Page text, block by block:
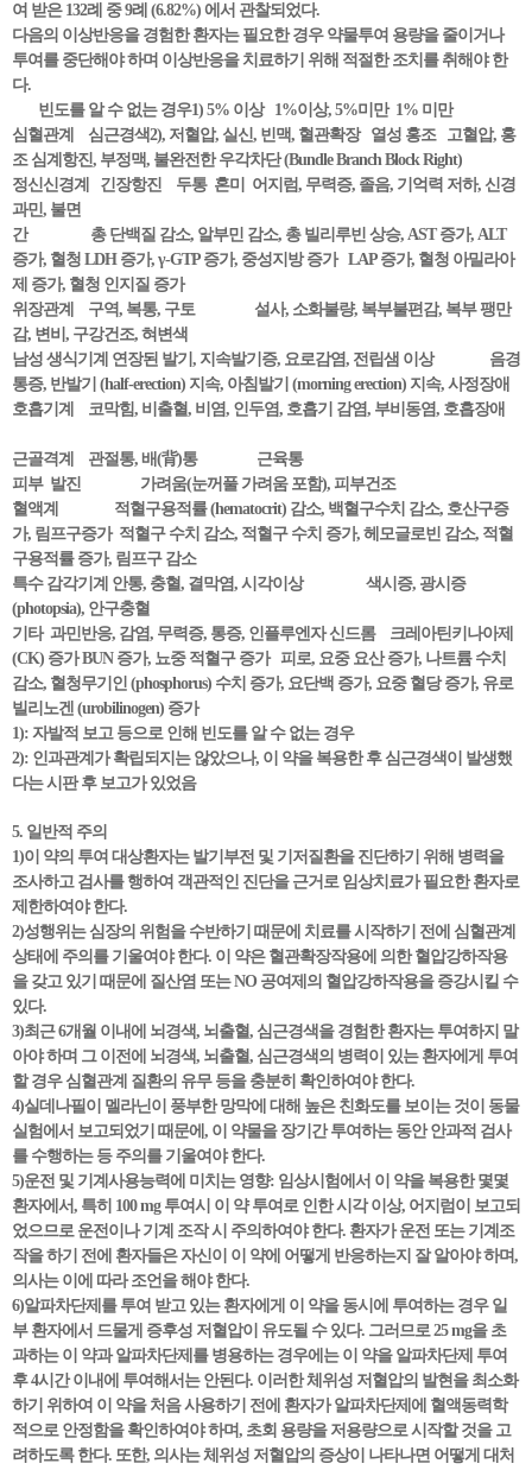
여 받은 132례 중 9례 (6.82%) 에서 관찰되었다.
다음의 이상반응을 경험한 환자는 필요한 경우 약물투여 용량을 줄이거나
투여를 중단해야 하며 이상반응을 치료하기 위해 적절한 조치를 취해야 한
다.
빈도를 알 수 없는 경우1) 5% 이상 1%이상, 5%미만 1% 미만
심혈관계 심근경색2), 저혈압, 실신, 빈맥, 혈관확장 열성 홍조 고혈압, 홍
조 심계항진, 부정맥, 불완전한 우각차단 (Bundle Branch Block Right)
정신신경계 긴장항진 두통 혼미 어지럼, 무력증, 졸음, 기억력 저하, 신경
과민, 불면
간 총 단백질 감소, 알부민 감소, 총 빌리루빈 상승, AST 증가, ALT
증가, 혈청 LDH 증가, γ-GTP 증가, 중성지방 증가 LAP 증가, 혈청 아밀라아
제 증가, 혈청 인지질 증가
위장관계 구역, 복통, 구토 설사, 소화불량, 복부불편감, 복부 팽만
감, 변비, 구강건조, 혀변색
남성 생식기계 연장된 발기, 지속발기증, 요로감염, 전립샘 이상 음경
통증, 반발기 (half-erection) 지속, 아침발기 (morning erection) 지속, 사정장애
호흡기계 코막힘, 비출혈, 비염, 인두염, 호흡기 감염, 부비동염, 호흡장애
근골격계 관절통, 배(背)통 근육통
피부 발진 가려움(눈꺼풀 가려움 포함), 피부건조
혈액계 적혈구용적률 (hematocrit) 감소, 백혈구수치 감소, 호산구증
가, 림프구증가 적혈구 수치 감소, 적혈구 수치 증가, 헤모글로빈 감소, 적혈
구용적률 증가, 림프구 감소
특수 감각기계 안통, 충혈, 결막염, 시각이상 색시증, 광시증
(photopsia), 안구충혈
기타 과민반응, 감염, 무력증, 통증, 인플루엔자 신드롬 크레아틴키나아제
(CK) 증가 BUN 증가, 뇨중 적혈구 증가 피로, 요중 요산 증가, 나트륨 수치
감소, 혈청무기인 (phosphorus) 수치 증가, 요단백 증가, 요중 혈당 증가, 유로
빌리노겐 (urobilinogen) 증가
1): 자발적 보고 등으로 인해 빈도를 알 수 없는 경우
2): 인과관계가 확립되지는 않았으나, 이 약을 복용한 후 심근경색이 발생했
다는 시판 후 보고가 있었음
5. 일반적 주의
1)이 약의 투여 대상환자는 발기부전 및 기저질환을 진단하기 위해 병력을
조사하고 검사를 행하여 객관적인 진단을 근거로 임상치료가 필요한 환자로
제한하여야 한다.
2)성행위는 심장의 위험을 수반하기 때문에 치료를 시작하기 전에 심혈관계
상태에 주의를 기울여야 한다. 이 약은 혈관확장작용에 의한 혈압강하작용
을 갖고 있기 때문에 질산염 또는 NO 공여제의 혈압강하작용을 증강시킬 수
있다.
3)최근 6개월 이내에 뇌경색, 뇌출혈, 심근경색을 경험한 환자는 투여하지 말
아야 하며 그 이전에 뇌경색, 뇌출혈, 심근경색의 병력이 있는 환자에게 투여
할 경우 심혈관계 질환의 유무 등을 충분히 확인하여야 한다.
4)실데나필이 멜라닌이 풍부한 망막에 대해 높은 친화도를 보이는 것이 동물
실험에서 보고되었기 때문에, 이 약물을 장기간 투여하는 동안 안과적 검사
를 수행하는 등 주의를 기울여야 한다.
5)운전 및 기계사용능력에 미치는 영향: 임상시험에서 이 약을 복용한 몇몇
환자에서, 특히 100 mg 투여시 이 약 투여로 인한 시각 이상, 어지럼이 보고되
었으므로 운전이나 기계 조작 시 주의하여야 한다. 환자가 운전 또는 기계조
작을 하기 전에 환자들은 자신이 이 약에 어떻게 반응하는지 잘 알아야 하며,
의사는 이에 따라 조언을 해야 한다.
6)알파차단제를 투여 받고 있는 환자에게 이 약을 동시에 투여하는 경우 일
부 환자에서 드물게 증후성 저혈압이 유도될 수 있다. 그러므로 25 mg을 초
과하는 이 약과 알파차단제를 병용하는 경우에는 이 약을 알파차단제 투여
후 4시간 이내에 투여해서는 안된다. 이러한 체위성 저혈압의 발현을 최소화
하기 위하여 이 약을 처음 사용하기 전에 환자가 알파차단제에 혈액동력학
적으로 안정함을 확인하여야 하며, 초회 용량을 저용량으로 시작할 것을 고
려하도록 한다. 또한, 의사는 체위성 저혈압의 증상이 나타나면 어떻게 대처